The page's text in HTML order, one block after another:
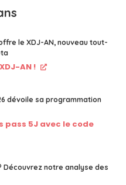
le XDJ-AN, nouveau tout-
AN !
dévoile sa programmation
pass 5J avec le code
Découvrez notre analyse des